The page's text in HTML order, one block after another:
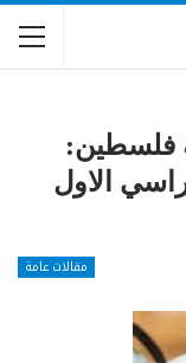
فلسطين:
الاول
مقالات عامة